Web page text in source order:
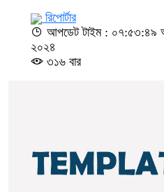
রিপোর্টার
আপডেট টাইম : ০৭:৫৩:৪৯
২০২৪
৩১৬ বার